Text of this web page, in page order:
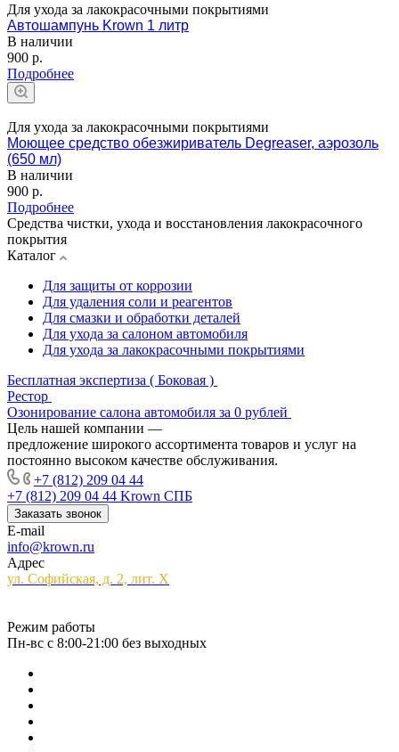
Для ухода за лакокрасочными покрытиями
Автошампунь Krown 1 литр
В наличии
900 р.
Подробнее
Для ухода за лакокрасочными покрытиями
Моющее средство обезжириватель Degreaser, аэрозоль
(650 мл)
В наличии
900 р.
Подробнее
Средства чистки, ухода и восстановления лакокрасочного
покрытия
Каталог
Для защиты от коррозии
Для удаления соли и реагентов
Для смазки и обработки деталей
Для ухода за салоном автомобиля
Для ухода за лакокрасочными покрытиями
Бесплатная экспертиза ( Боковая )
Рестор
Озонирование салона автомобиля за 0 рублей
Цель нашей компании —
предложение широкого ассортимента товаров и услуг на
постоянно высоком качестве обслуживания.
+7 (812) 209 04 44
+7 (812) 209 04 44 Krown СПБ
Заказать звонок
E-mail
info@krown.ru
Адрес
ул. Софийская, д. 2, лит. Х
Режим работы
Пн-вс с 8:00-21:00 без выходных